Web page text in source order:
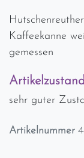
Kaffeekanne
gemessen
sehr guter
Artikelnummer